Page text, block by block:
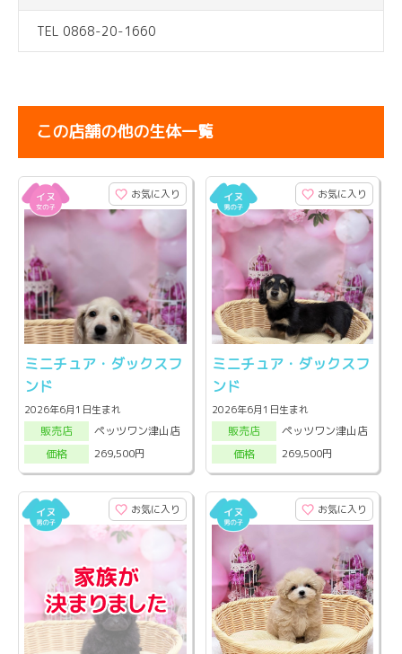
TEL 0868-20-1660
この店舗の他の生体一覧
お気に入り
ミニチュア・ダックスフ
ンド
2026年6月1日生まれ
販売店
ペッツワン津山店
価格
269,500円
お気に入り
ミニチュア・ダックスフ
ンド
2026年6月1日生まれ
販売店
ペッツワン津山店
価格
269,500円
お気に入り お気に入り